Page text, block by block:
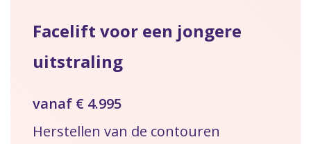
Facelift voor een jongere
uitstraling
vanaf € 4.995
Herstellen van de contouren